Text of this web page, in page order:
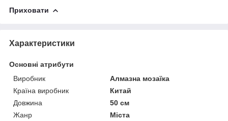
Приховати
Характеристики
Основні атрибути
Виробник
Алмазна мозаїка
Країна виробник
Китай
Довжина
50 см
Жанр
Міста